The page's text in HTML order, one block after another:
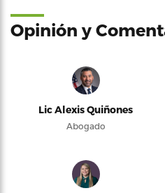
Opinión y
Lic Alexis Quiñones
Abogado